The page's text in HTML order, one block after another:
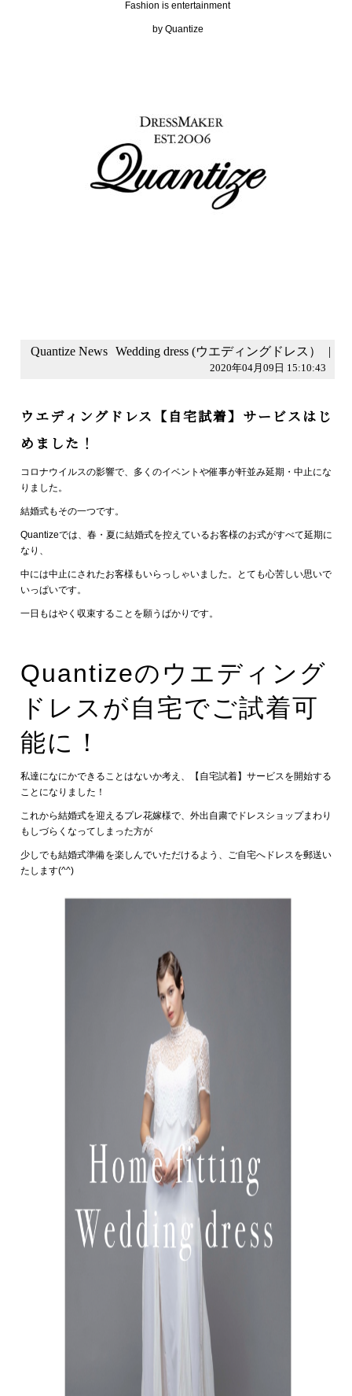
Fashion is entertainment
by Quantize
Quantize News Wedding dress (ウエディングドレス） |
2020年04月09日 15:10:43
ウエディングドレス【自宅試着】サービスはじ
めました！
コロナウイルスの影響で、多くのイベントや催事が軒並み延期・中止にな
りました。
結婚式もその一つです。
Quantizeでは、春・夏に結婚式を控えているお客様のお式がすべて延期に
なり、
中には中止にされたお客様もいらっしゃいました。とても心苦しい思いで
いっぱいです。
一日もはやく収束することを願うばかりです。
Quantizeのウエディング
ドレスが自宅でご試着可
能に！
私達になにかできることはないか考え、【自宅試着】サービスを開始する
ことになりました！
これから結婚式を迎えるプレ花嫁様で、外出自粛でドレスショップまわり
もしづらくなってしまった方が
少しでも結婚式準備を楽しんでいただけるよう、ご自宅へドレスを郵送い
たします(^^)